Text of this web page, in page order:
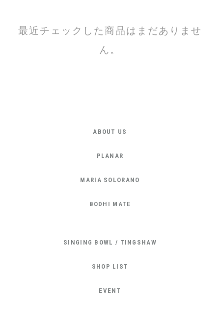
最近チェックした商品はまだありませ
ん。
ABOUT US
PLANAR
MARIA SOLORANO
BODHI MATE
SINGING BOWL / TINGSHAW
SHOP LIST
EVENT